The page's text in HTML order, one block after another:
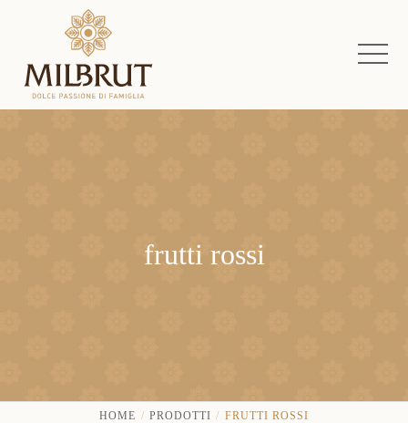
frutti rossi
HOME PRODOTTI FRUTTI ROSSI